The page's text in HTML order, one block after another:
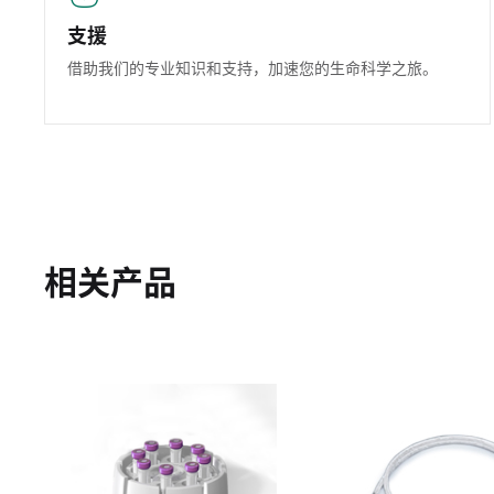
支援
借助我们的专业知识和支持，加速您的生命科学之旅。
相关产品